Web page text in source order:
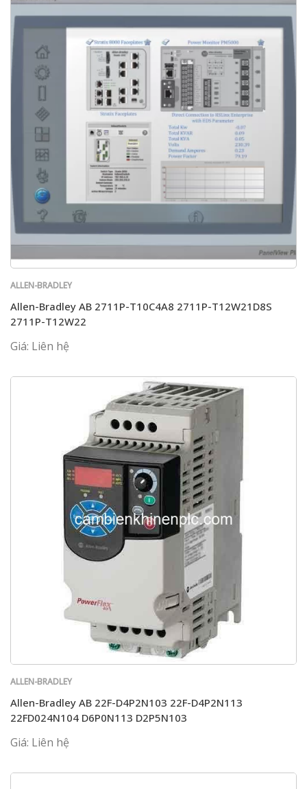
ALLEN-BRADLEY
Allen-Bradley AB 2711P-T10C4A8 2711P-T12W21D8S
2711P-T12W22
Giá: Liên hệ
ALLEN-BRADLEY
Allen-Bradley AB 22F-D4P2N103 22F-D4P2N113
22FD024N104 D6P0N113 D2P5N103
Giá: Liên hệ